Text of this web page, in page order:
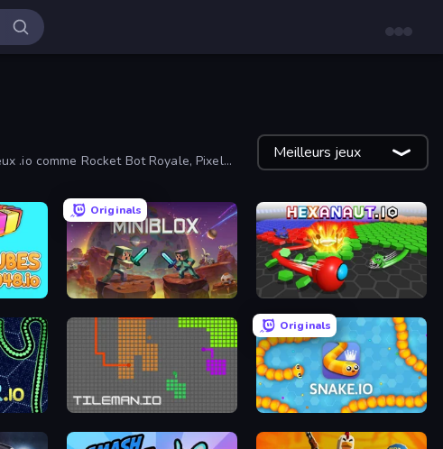
.io comme Rocket Bot Royale, Pixel
Meilleurs jeux
Originals
Miniblox Hexanaut.io
TileMan.io
Originals
Snake.io